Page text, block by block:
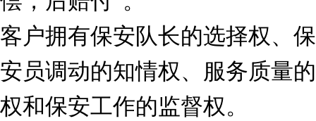
客户拥有保安队长的选择权、
安员调动的知情权、服务质量
权和保安工作的监督权。